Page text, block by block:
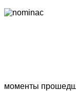
моменты